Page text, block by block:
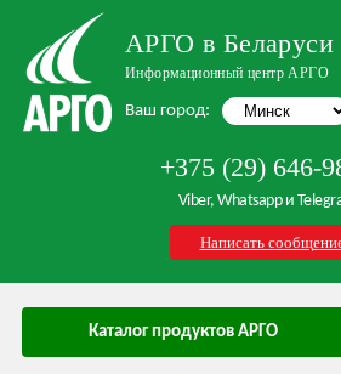
АРГО в Беларуси
Информационный центр АРГО
Ваш город:
+375 (29) 646-
Viber, Whatsapp и
Написать
Каталог продуктов АРГО